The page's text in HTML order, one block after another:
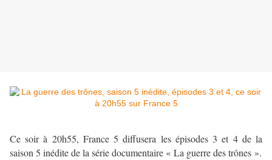
Ce soir à 20h55, France 5 diffusera les épisodes 3 et 4 de la
saison 5 inédite de la série documentaire « La guerre des trônes ».